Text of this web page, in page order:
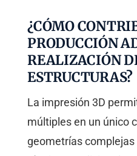
¿CÓMO
PRODUCCIÓN
REALIZACIÓN
ESTRUCTURAS?
La impresión 3D
múltiples en un único
geometrías